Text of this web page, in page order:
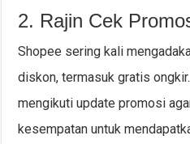
2. Rajin Cek
Shopee sering kali
diskon, termasuk gratis
mengikuti update promosi
kesempatan untuk